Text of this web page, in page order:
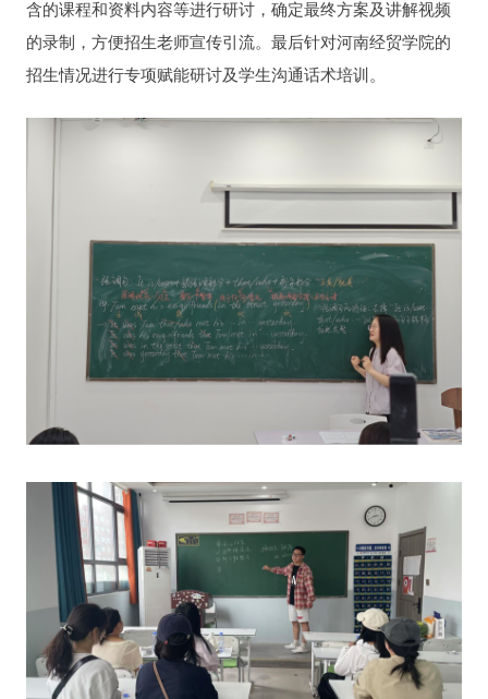
含的课程和资料内容等进行研讨，确定最终方案及讲解视频
的录制，方便招生老师宣传引流。最后针对河南经贸学院的
招生情况进行专项赋能研讨及学生沟通话术培训。